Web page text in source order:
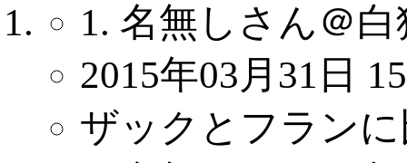
1. 名無しさん＠白
2015年03月31日
ザックとフラン